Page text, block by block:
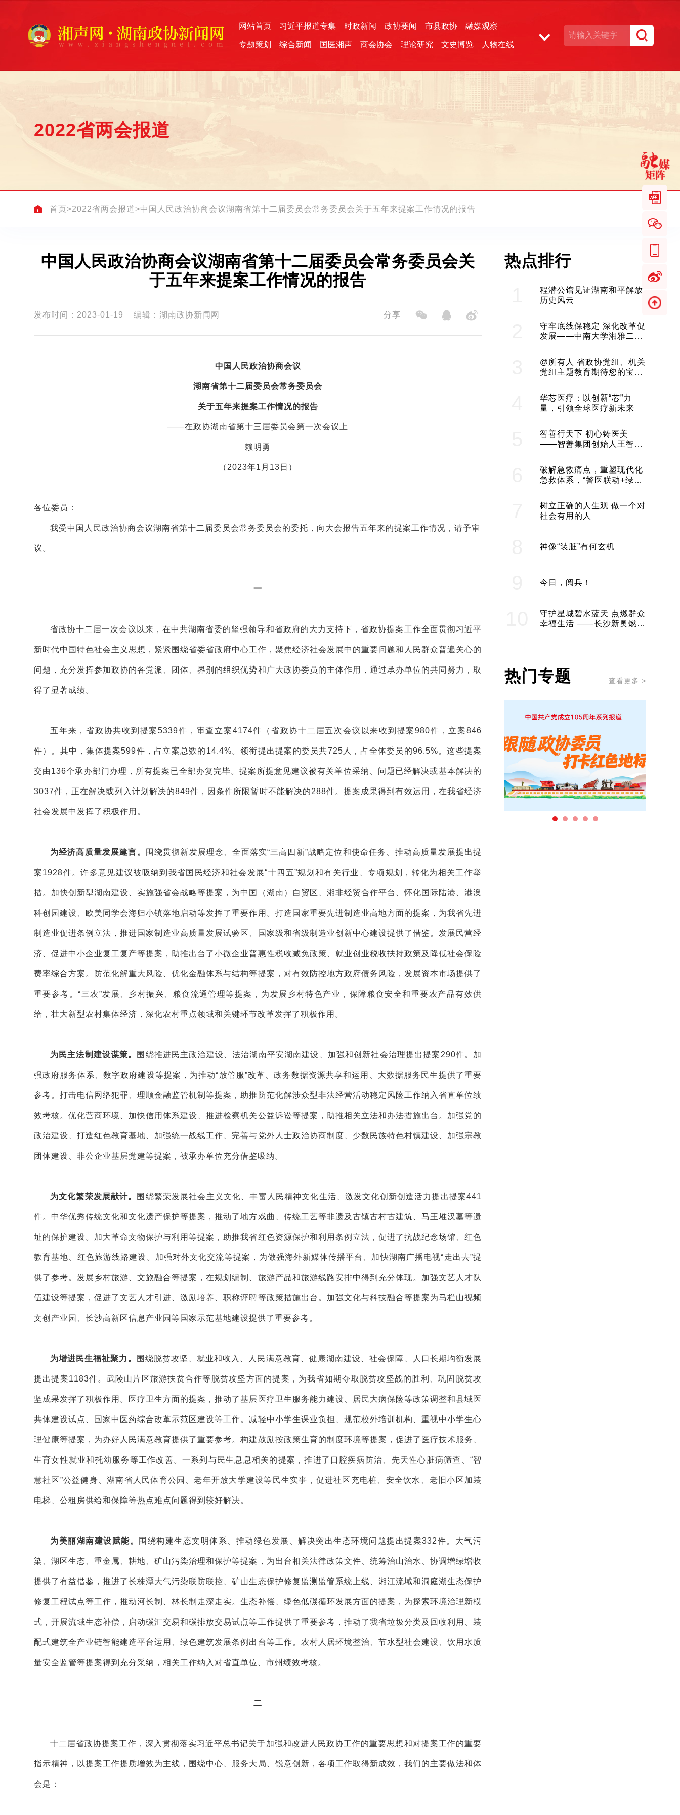
网站首页 习近平报道专集 时政新闻 政协要闻 市县政协 融媒观察
专题策划 综合新闻 国医湘声 商会协会 理论研究 文史博览 人物在线
2022省两会报道
首页>2022省两会报道>中国人民政治协商会议湖南省第十二届委员会常务委员会关于五年来提案工作情况的报告
中国人民政治协商会议湖南省第十二届委员会常务委员会关
于五年来提案工作情况的报告
发布时间：2023-01-19 编辑：湖南政协新闻网 分享
中国人民政治协商会议
湖南省第十二届委员会常务委员会
关于五年来提案工作情况的报告
——在政协湖南省第十三届委员会第一次会议上
赖明勇
（2023年1月13日）
各位委员：
我受中国人民政治协商会议湖南省第十二届委员会常务委员会的委托，向大会报告五年来的提案工作情况，请予审
议。
一
省政协十二届一次会议以来，在中共湖南省委的坚强领导和省政府的大力支持下，省政协提案工作全面贯彻习近平
新时代中国特色社会主义思想，紧紧围绕省委省政府中心工作，聚焦经济社会发展中的重要问题和人民群众普遍关心的
问题，充分发挥参加政协的各党派、团体、界别的组织优势和广大政协委员的主体作用，通过承办单位的共同努力，取
得了显著成绩。
五年来，省政协共收到提案5339件，审查立案4174件（省政协十二届五次会议以来收到提案980件，立案846
件）。其中，集体提案599件，占立案总数的14.4%。领衔提出提案的委员共725人，占全体委员的96.5%。这些提案
交由136个承办部门办理，所有提案已全部办复完毕。提案所提意见建议被有关单位采纳、问题已经解决或基本解决的
3037件，正在解决或列入计划解决的849件，因条件所限暂时不能解决的288件。提案成果得到有效运用，在我省经济
社会发展中发挥了积极作用。
为经济高质量发展建言。 围绕贯彻新发展理念、全面落实“三高四新”战略定位和使命任务、推动高质量发展提出提
案1928件。许多意见建议被吸纳到我省国民经济和社会发展“十四五”规划和有关行业、专项规划，转化为相关工作举
措。加快创新型湖南建设、实施强省会战略等提案，为中国（湖南）自贸区、湘非经贸合作平台、怀化国际陆港、港澳
科创园建设、欧美同学会海归小镇落地启动等发挥了重要作用。打造国家重要先进制造业高地方面的提案，为我省先进
制造业促进条例立法，推进国家制造业高质量发展试验区、国家级和省级制造业创新中心建设提供了借鉴。发展民营经
济、促进中小企业复工复产等提案，助推出台了小微企业普惠性税收减免政策、就业创业税收扶持政策及降低社会保险
费率综合方案。防范化解重大风险、优化金融体系与结构等提案，对有效防控地方政府债务风险，发展资本市场提供了
重要参考。“三农”发展、乡村振兴、粮食流通管理等提案，为发展乡村特色产业，保障粮食安全和重要农产品有效供
给，壮大新型农村集体经济，深化农村重点领域和关键环节改革发挥了积极作用。
为民主法制建设谋策。 围绕推进民主政治建设、法治湖南平安湖南建设、加强和创新社会治理提出提案290件。加
强政府服务体系、数字政府建设等提案，为推动“放管服”改革、政务数据资源共享和运用、大数据服务民生提供了重要
参考。打击电信网络犯罪、理顺金融监管机制等提案，助推防范化解涉众型非法经营活动稳定风险工作纳入省直单位绩
效考核。优化营商环境、加快信用体系建设、推进检察机关公益诉讼等提案，助推相关立法和办法措施出台。加强党的
政治建设、打造红色教育基地、加强统一战线工作、完善与党外人士政治协商制度、少数民族特色村镇建设、加强宗教
团体建设、非公企业基层党建等提案，被承办单位充分借鉴吸纳。
为文化繁荣发展献计。 围绕繁荣发展社会主义文化、丰富人民精神文化生活、激发文化创新创造活力提出提案441
件。中华优秀传统文化和文化遗产保护等提案，推动了地方戏曲、传统工艺等非遗及古镇古村古建筑、马王堆汉墓等遗
址的保护建设。加大革命文物保护与利用等提案，助推我省红色资源保护和利用条例立法，促进了抗战纪念场馆、红色
教育基地、红色旅游线路建设。加强对外文化交流等提案，为做强海外新媒体传播平台、加快湖南广播电视“走出去”提
供了参考。发展乡村旅游、文旅融合等提案，在规划编制、旅游产品和旅游线路安排中得到充分体现。加强文艺人才队
伍建设等提案，促进了文艺人才引进、激励培养、职称评聘等政策措施出台。加强文化与科技融合等提案为马栏山视频
文创产业园、长沙高新区信息产业园等国家示范基地建设提供了重要参考。
为增进民生福祉聚力。 围绕脱贫攻坚、就业和收入、人民满意教育、健康湖南建设、社会保障、人口长期均衡发展
提出提案1183件。武陵山片区旅游扶贫合作等脱贫攻坚方面的提案，为我省如期夺取脱贫攻坚战的胜利、巩固脱贫攻
坚成果发挥了积极作用。医疗卫生方面的提案，推动了基层医疗卫生服务能力建设、居民大病保险等政策调整和县域医
共体建设试点、国家中医药综合改革示范区建设等工作。减轻中小学生课业负担、规范校外培训机构、重视中小学生心
理健康等提案，为办好人民满意教育提供了重要参考。构建鼓励按政策生育的制度环境等提案，促进了医疗技术服务、
生育女性就业和托幼服务等工作改善。一系列与民生息息相关的提案，推进了口腔疾病防治、先天性心脏病筛查、“智
慧社区”公益健身、湖南省人民体育公园、老年开放大学建设等民生实事，促进社区充电桩、安全饮水、老旧小区加装
电梯、公租房供给和保障等热点难点问题得到较好解决。
为美丽湖南建设赋能。 围绕构建生态文明体系、推动绿色发展、解决突出生态环境问题提出提案332件。大气污
染、湖区生态、重金属、耕地、矿山污染治理和保护等提案，为出台相关法律政策文件、统筹治山治水、协调增绿增收
提供了有益借鉴，推进了长株潭大气污染联防联控、矿山生态保护修复监测监管系统上线、湘江流域和洞庭湖生态保护
修复工程试点等工作，推动河长制、林长制走深走实。生态补偿、绿色低碳循环发展方面的提案，为探索环境治理新模
式，开展流域生态补偿，启动碳汇交易和碳排放交易试点等工作提供了重要参考，推动了我省垃圾分类及回收利用、装
配式建筑全产业链智能建造平台运用、绿色建筑发展条例出台等工作。农村人居环境整治、节水型社会建设、饮用水质
量安全监管等提案得到充分采纳，相关工作纳入对省直单位、市州绩效考核。
二
十二届省政协提案工作，深入贯彻落实习近平总书记关于加强和改进人民政协工作的重要思想和对提案工作的重要
指示精神，以提案工作提质增效为主线，围绕中心、服务大局、锐意创新，各项工作取得新成效，我们的主要做法和体
会是：
热点排行
程潜公馆见证湖南和平解放
历史风云
守牢底线保稳定 深化改革促
发展——中南大学湘雅二医
@所有人 省政协党组、机关
党组主题教育期待您的宝贵
华芯医疗：以创新“芯”力
量，引领全球医疗新未来
智善行天下 初心铸医美
——智善集团创始人王智带
建医美产业良性生态圈
破解急救痛点，重塑现代化
急救体系，“警医联动+绿波
树立正确的人生观 做一个对
社会有用的人
神像“装脏”有何玄机
今日，阅兵！
守护星城碧水蓝天 点燃群众
幸福生活 ——长沙新奥燃气
热门专题 查看更多 >